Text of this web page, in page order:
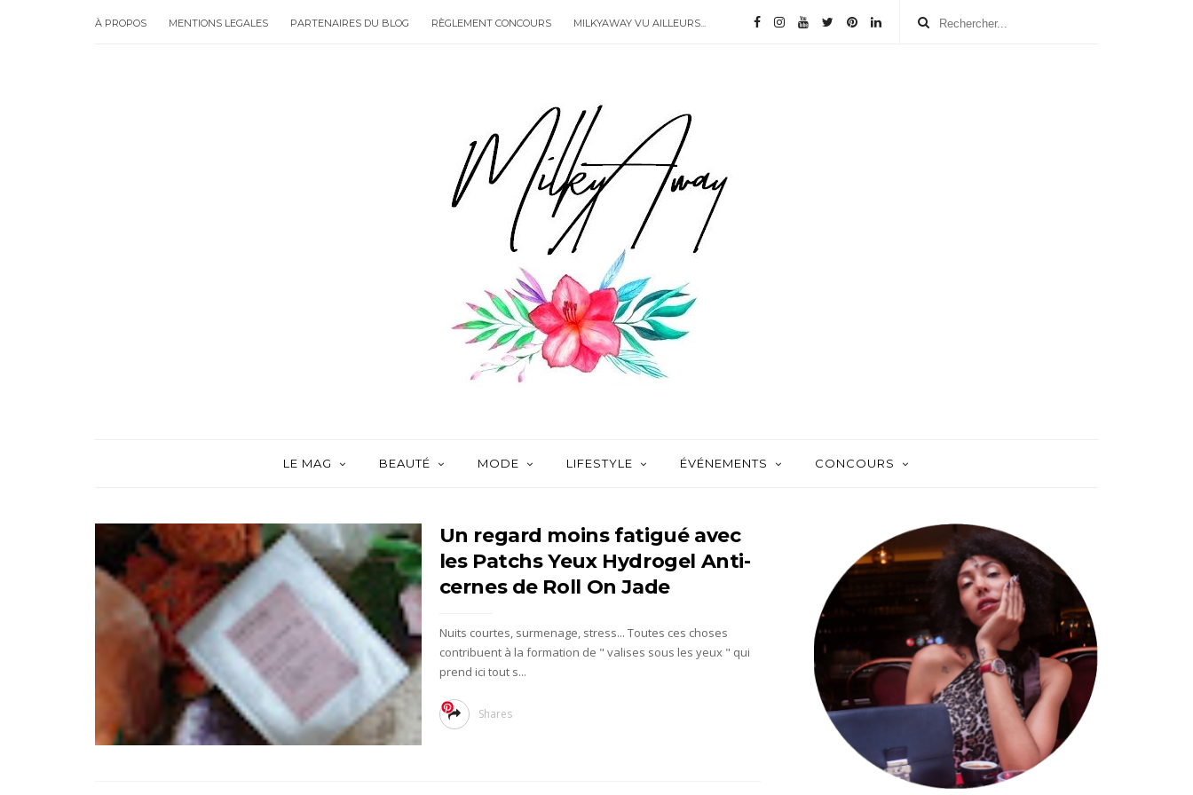
À PROPOS MENTIONS LEGALES PARTENAIRES DU BLOG RÈGLEMENT CONCOURS MILKYAWAY VU AILLEURS...
LE MAG BEAUTÉ MODE LIFESTYLE ÉVÉNEMENTS CONCOURS
Un regard moins fatigué avec
les Patchs Yeux Hydrogel Anti-
cernes de Roll On Jade
Nuits courtes, surmenage, stress... Toutes ces choses
contribuent à la formation de " valises sous les yeux " qui
prend ici tout s...
Shares